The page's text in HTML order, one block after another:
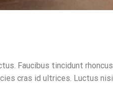
Faucibus tincidunt rhoncus
cras id ultrices. Luctus nisi